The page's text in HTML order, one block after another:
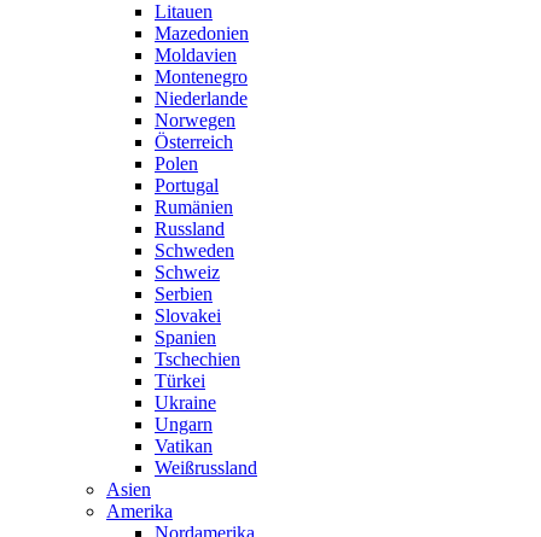
Litauen
Mazedonien
Moldavien
Montenegro
Niederlande
Norwegen
Österreich
Polen
Portugal
Rumänien
Russland
Schweden
Schweiz
Serbien
Slovakei
Spanien
Tschechien
Türkei
Ukraine
Ungarn
Vatikan
Weißrussland
Asien
Amerika
Nordamerika